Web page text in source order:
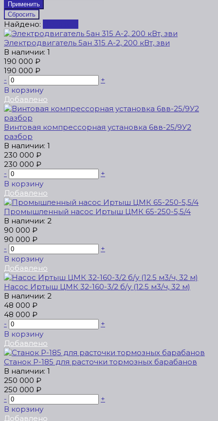
Найдено:
Электродвигатель 5ан 315 А-2, 200 кВт, зви
В наличии: 1
190 000 ₽
190 000 ₽
-
+
В корзину
Добавлено
Винтовая компрессорная установка 6вв-25/9У2
разбор
В наличии: 1
230 000 ₽
230 000 ₽
-
+
В корзину
Добавлено
Промышленный насос Иртыш ЦМК 65-250-5,5/4
В наличии: 2
90 000 ₽
90 000 ₽
-
+
В корзину
Добавлено
Насос Иртыш ЦМК 32-160-3/2 б/у (12.5 м3/ч, 32 м)
В наличии: 2
48 000 ₽
48 000 ₽
-
+
В корзину
Добавлено
Станок Р-185 для расточки тормозных барабанов
В наличии: 1
250 000 ₽
250 000 ₽
-
+
В корзину
Добавлено